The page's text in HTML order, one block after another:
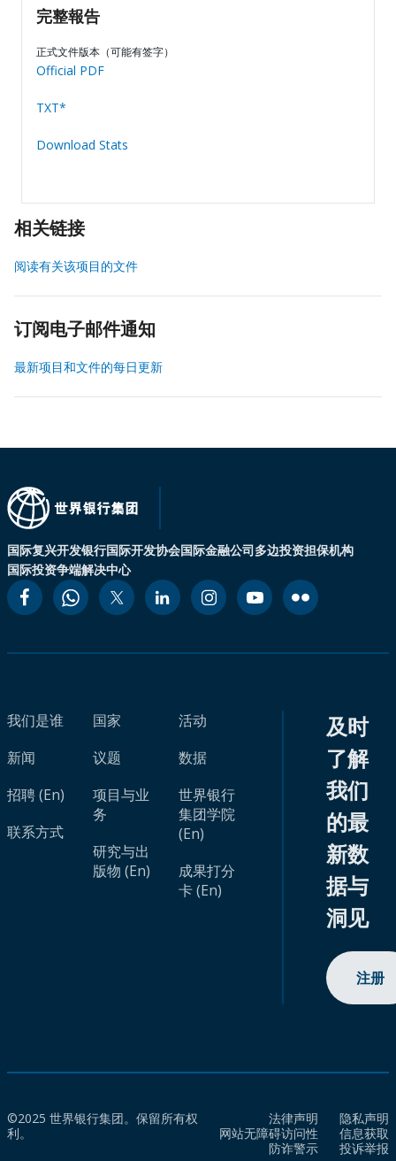
完整報告
正式文件版本（可能有签字）
Official PDF
TXT*
Download Stats
相关链接
阅读有关该项目的文件
订阅电子邮件通知
最新项目和文件的每日更新
国际复兴开发银行国际开发协会国际金融公司多边投资担保机构
国际投资争端解决中心
我们是谁
新闻
招聘 (En)
联系方式
国家
议题
项目与业
务
研究与出
版物 (En)
活动
数据
世界银行
集团学院
(En)
成果打分
卡 (En)
及时
了解
我们
的最
新数
据与
洞见
注册
©2025 世界银行集团。保留所有权
利。
法律声明
隐私声明
网站无障碍访问性
信息获取
防诈警示
投诉举报